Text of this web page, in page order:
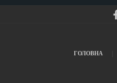
ГОЛОВНА